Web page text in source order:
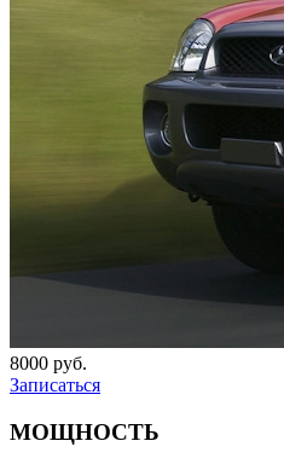
8000 руб.
Записаться
МОЩНОСТЬ